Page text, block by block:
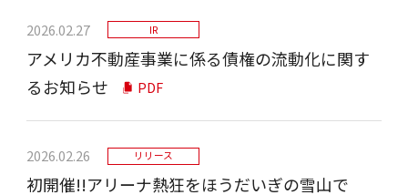
2026.02.27 IR
アメリカ不動産事業に係る債権の流動化に関す
るお知らせ
PDF
2026.02.26 リリース
初開催!!アリーナ熱狂をほうだいぎの雪山で